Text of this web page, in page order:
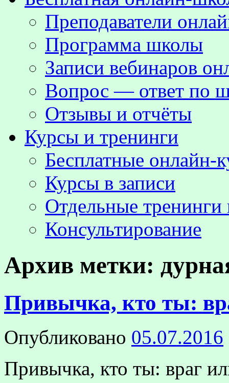
Преподаватели
Программа школы
Записи вебинаров
Вопрос — ответ по
Отзывы и отчёты
Курсы и тренинги
Бесплатные онлайн-
Курсы в записи
Отдельные тренинги
Консультирование
Архив метки:
Привычка, кто ты:
Опубликовано 05.07.2016
Привычка, кто ты: враг